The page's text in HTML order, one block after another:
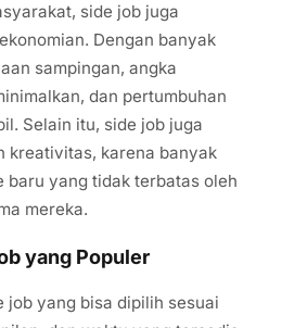
side job juga
Dengan banyak
sampingan, angka
dan pertumbuhan
Selain itu, side job juga
kreativitas, karena banyak
baru yang tidak terbatas oleh
mereka.
yang Populer
job yang bisa dipilih sesuai